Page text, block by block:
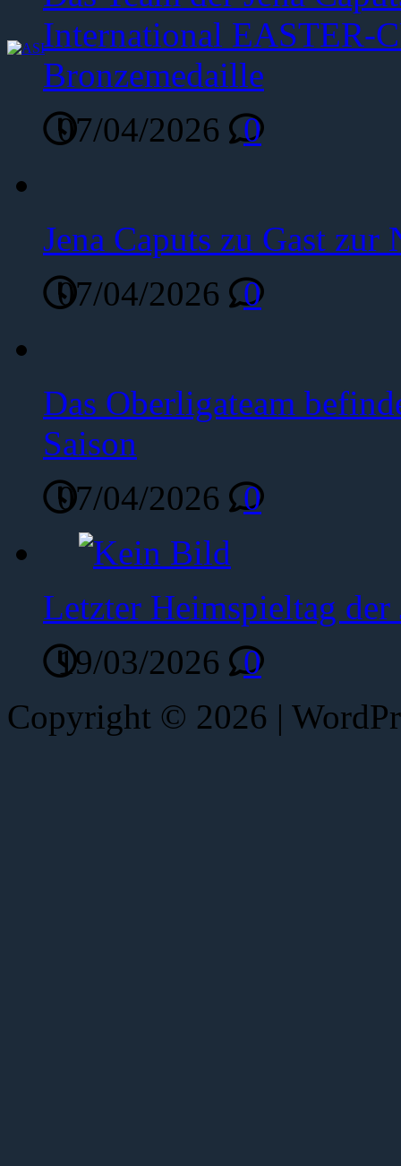
International EASTER-
Bronzemedaille
07/04/2026
0
Jena Caputs zu Gast zur
07/04/2026
0
Das Oberligateam
Saison
07/04/2026
0
Letzter Heimspieltag der
19/03/2026
0
Copyright © 2026 |